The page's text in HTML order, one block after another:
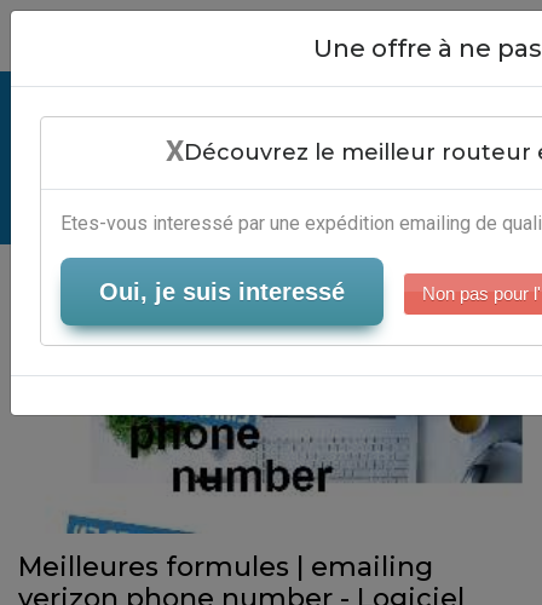
Emailing Verizon Phone Number -
Logiciel Campagne Emailing
Serveur-Emailing
Meilleures formules | emailing
verizon phone number - Logiciel
Close
Une offre à ne
XDécouvrez le meilleur routeur
Etes-vous interessé par une expédition emailing de
Oui, je suis interessé Non pas pour